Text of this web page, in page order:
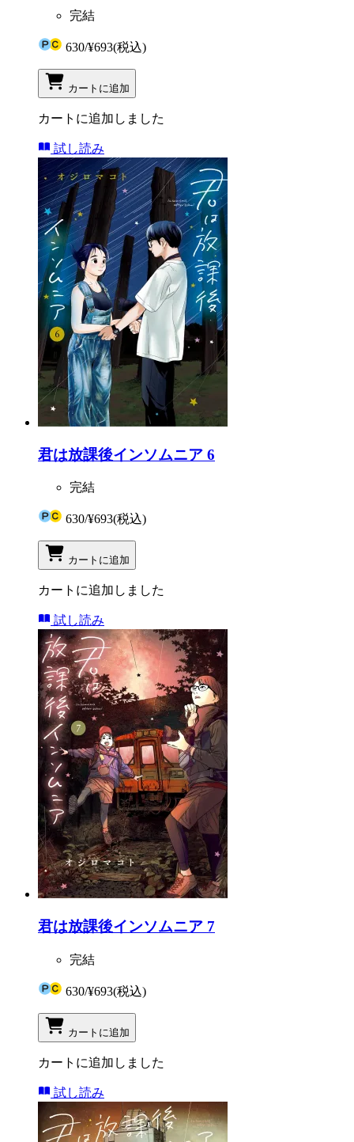
完結
630/¥693(税込)
カートに追加
カートに追加しました
試し読み
君は放課後インソムニア 6
完結
630/¥693(税込)
カートに追加
カートに追加しました
試し読み
君は放課後インソムニア 7
完結
630/¥693(税込)
カートに追加
カートに追加しました
試し読み